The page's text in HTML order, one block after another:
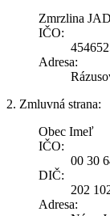
Zmrzlina
IČO:
Adresa:
2. Zmluvná strana:
Obec Imeľ
IČO:
00 30
DIČ:
202
Adresa: